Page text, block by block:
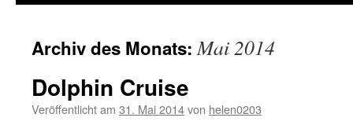
Archiv des Monats:Mai 2014
Dolphin Cruise
Veröffentlicht am 31. Mai 2014von helen0203